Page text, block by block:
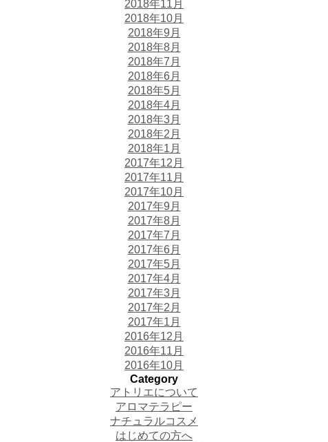
2018年11月
2018年10月
2018年9月
2018年8月
2018年7月
2018年6月
2018年5月
2018年4月
2018年3月
2018年2月
2018年1月
2017年12月
2017年11月
2017年10月
2017年9月
2017年8月
2017年7月
2017年6月
2017年5月
2017年4月
2017年3月
2017年2月
2017年1月
2016年12月
2016年11月
2016年10月
Category
アトリエについて
アロマテラピー
ナチュラルコスメ
はじめての方へ